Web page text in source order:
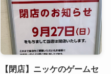
【閉店】ニッケのゲームセ